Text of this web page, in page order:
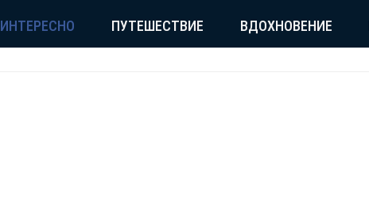
ИНТЕРЕСНО ПУТЕШЕСТВИЕ ВДОХНОВЕНИЕ